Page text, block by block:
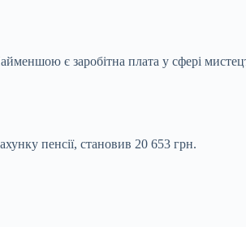
є заробітна плата у сфері
пенсії, становив 20 653 грн.